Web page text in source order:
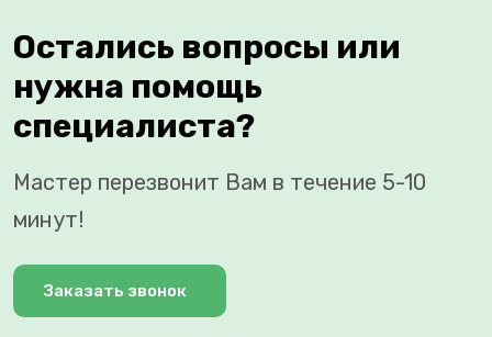
Остались вопросы или
нужна помощь
специалиста?
Мастер перезвонит Вам в течение 5-10
минут!
Заказать звонок